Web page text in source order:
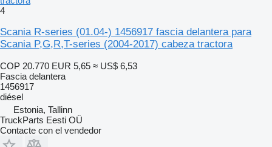
4
Scania R-series (01.04-) 1456917 fascia delantera para
Scania P,G,R,T-series (2004-2017) cabeza tractora
COP 20.770 EUR 5,65 ≈ US$ 6,53
Fascia delantera
1456917
diésel
Estonia, Tallinn
TruckParts Eesti OÜ
Contacte con el vendedor